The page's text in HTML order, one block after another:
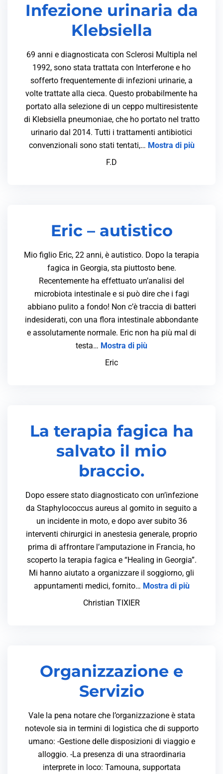
Infezione urinaria da
Klebsiella
69 anni e diagnosticata con Sclerosi Multipla nel
1992, sono stata trattata con Interferone e ho
sofferto frequentemente di infezioni urinarie, a
volte trattate alla cieca. Questo probabilmente ha
portato alla selezione di un ceppo multiresistente
di Klebsiella pneumoniae, che ho portato nel tratto
urinario dal 2014. Tutti i trattamenti antibiotici
convenzionali sono stati tentati,… Mostra di più
F.D
Eric – autistico
Mio figlio Eric, 22 anni, è autistico. Dopo la terapia
fagica in Georgia, sta piuttosto bene.
Recentemente ha effettuato un’analisi del
microbiota intestinale e si può dire che i fagi
abbiano pulito a fondo! Non c’è traccia di batteri
indesiderati, con una flora intestinale abbondante
e assolutamente normale. Eric non ha più mal di
testa… Mostra di più
Eric
La terapia fagica ha
salvato il mio
braccio.
Dopo essere stato diagnosticato con un’infezione
da Staphylococcus aureus al gomito in seguito a
un incidente in moto, e dopo aver subito 36
interventi chirurgici in anestesia generale, proprio
prima di affrontare l’amputazione in Francia, ho
scoperto la terapia fagica e “Healing in Georgia”.
Mi hanno aiutato a organizzare il soggiorno, gli
appuntamenti medici, fornito… Mostra di più
Christian TIXIER
Organizzazione e
Servizio
Vale la pena notare che l’organizzazione è stata
notevole sia in termini di logistica che di supporto
umano: -Gestione delle disposizioni di viaggio e
alloggio. -La presenza di una straordinaria
interprete in loco: Tamouna, supportata